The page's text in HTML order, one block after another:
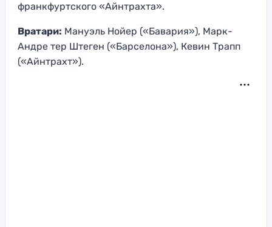
франкфуртского «Айнтрахта».
Вратари: Мануэль Нойер («Бавария»), Марк-
Андре тер Штеген («Барселона»), Кевин Трапп
(«Айнтрахт»).